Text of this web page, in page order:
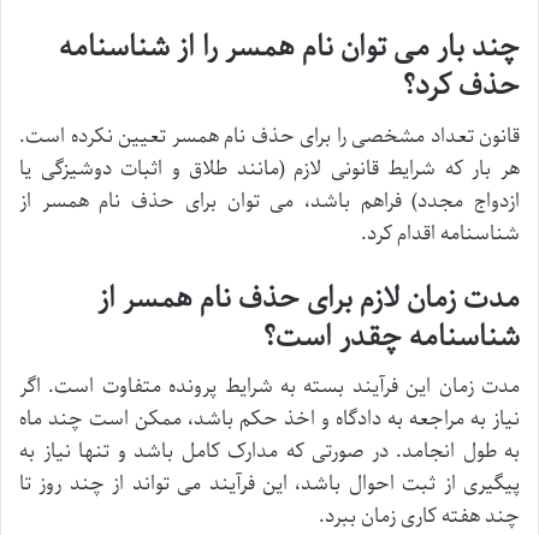
چند بار می توان نام همسر را از شناسنامه
حذف کرد؟
قانون تعداد مشخصی را برای حذف نام همسر تعیین نکرده است.
هر بار که شرایط قانونی لازم (مانند طلاق و اثبات دوشیزگی یا
ازدواج مجدد) فراهم باشد، می توان برای حذف نام همسر از
شناسنامه اقدام کرد.
مدت زمان لازم برای حذف نام همسر از
شناسنامه چقدر است؟
مدت زمان این فرآیند بسته به شرایط پرونده متفاوت است. اگر
نیاز به مراجعه به دادگاه و اخذ حکم باشد، ممکن است چند ماه
به طول انجامد. در صورتی که مدارک کامل باشد و تنها نیاز به
پیگیری از ثبت احوال باشد، این فرآیند می تواند از چند روز تا
چند هفته کاری زمان ببرد.